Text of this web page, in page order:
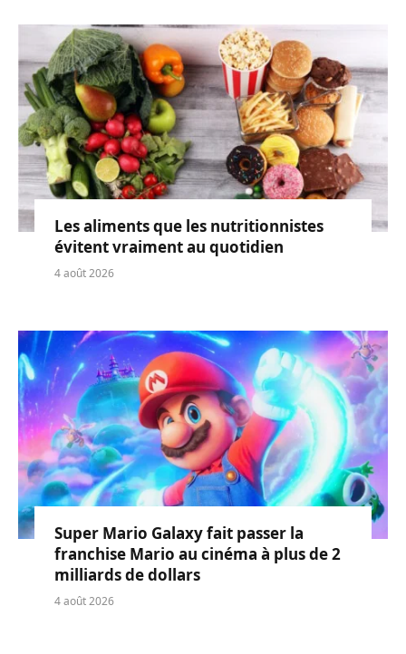
Les aliments que les nutritionnistes
évitent vraiment au quotidien
4 août 2026
Super Mario Galaxy fait passer la
franchise Mario au cinéma à plus de 2
milliards de dollars
4 août 2026